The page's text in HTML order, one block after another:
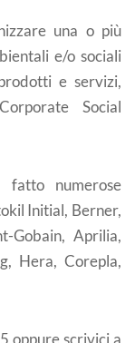
una o più
e/o sociali
e servizi,
Social
fatto numerose
Initial, Berner,
Gobain, Aprilia,
Hera, Corepla,
oppure scrivici a